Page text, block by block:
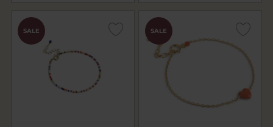
SALE SALE